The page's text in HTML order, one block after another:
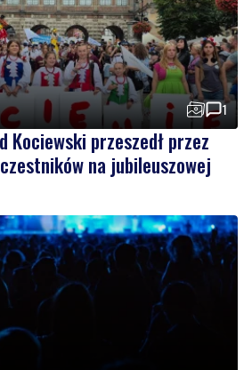
1
Kociewski przeszedł przez
na jubileuszowej